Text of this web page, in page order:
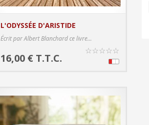
L'ODYSSÉE D'ARISTIDE
Écrit par Albert Blanchard ce livre...
16,00 € T.T.C.
☆☆☆☆☆